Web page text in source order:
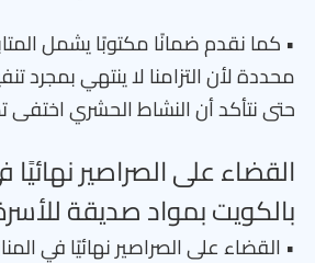
• كما نقدم ضمانًا مكتوبًا يشمل
محددة لأن التزامنا لا ينتهي بمجرد
حتى نتأكد أن النشاط الحشري اختفى
القضاء على الصراصير نهائيًا
بالكويت بمواد صديقة
• القضاء على الصراصير نهائيًا في